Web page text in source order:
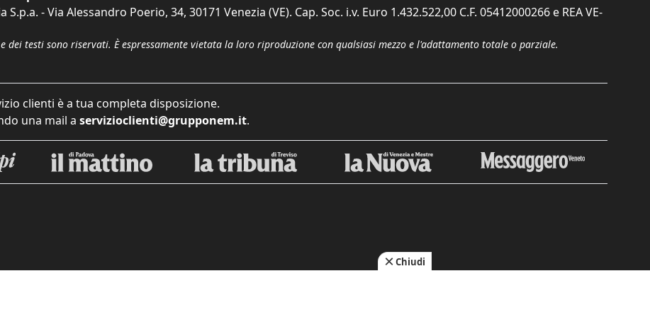
- Via Alessandro Poerio, 34, 30171 Venezia (VE). Cap. Soc. i.v. Euro 1.432.522,00 C.F. 05412000266 e REA VE-
testi sono riservati. È espressamente vietata la loro riproduzione con qualsiasi mezzo e l'adattamento totale o parziale.
clienti è a tua completa disposizione.
una mail a servizioclienti@grupponem.it.
Chiudi